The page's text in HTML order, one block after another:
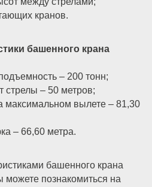
кранов.
башенного крана
– 200 тонн;
стрелы – 50 метров;
максимальном вылете – 81,30
– 66,60 метра.
башенного крана
можете познакомиться на